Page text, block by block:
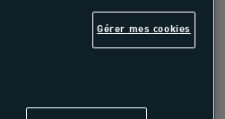
la dynamique de groupe
Gérer mes cookies